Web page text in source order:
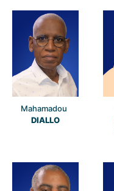
Mahamadou
DIALLO